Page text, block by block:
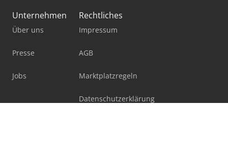
Unternehmen
Über uns
Presse
Jobs
Rechtliches
Impressum
AGB
Marktplatzregeln
Datenschutzerklärung